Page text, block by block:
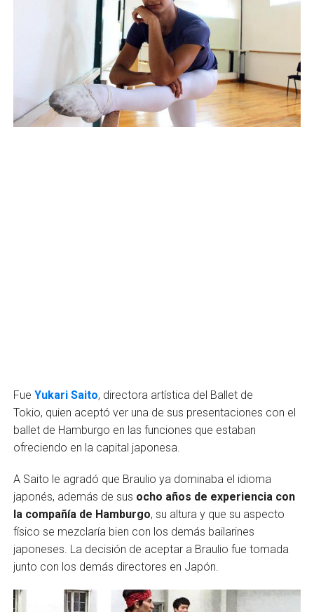
Fue Yukari Saito, directora artística del Ballet de
Tokio, quien aceptó ver una de sus presentaciones con el
ballet de Hamburgo en las funciones que estaban
ofreciendo en la capital japonesa.
A Saito le agradó que Braulio ya dominaba el idioma
japonés, además de sus ocho años de experiencia con
la compañía de Hamburgo, su altura y que su aspecto
físico se mezclaría bien con los demás bailarines
japoneses. La decisión de aceptar a Braulio fue tomada
junto con los demás directores en Japón.